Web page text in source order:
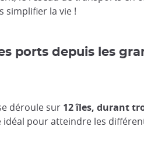
simplifier la vie !
ports depuis les
déroule sur 12 îles, durant
idéal pour atteindre les